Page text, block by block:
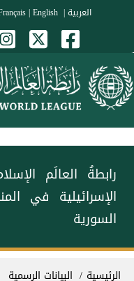
تجاوز إلى المحتوى الرئيسي
العربية|
|English
رابطةُ العالَم
الإسرائيلية في
السورية
مسار التنقل
الرئيسية
البيانات الرسمية